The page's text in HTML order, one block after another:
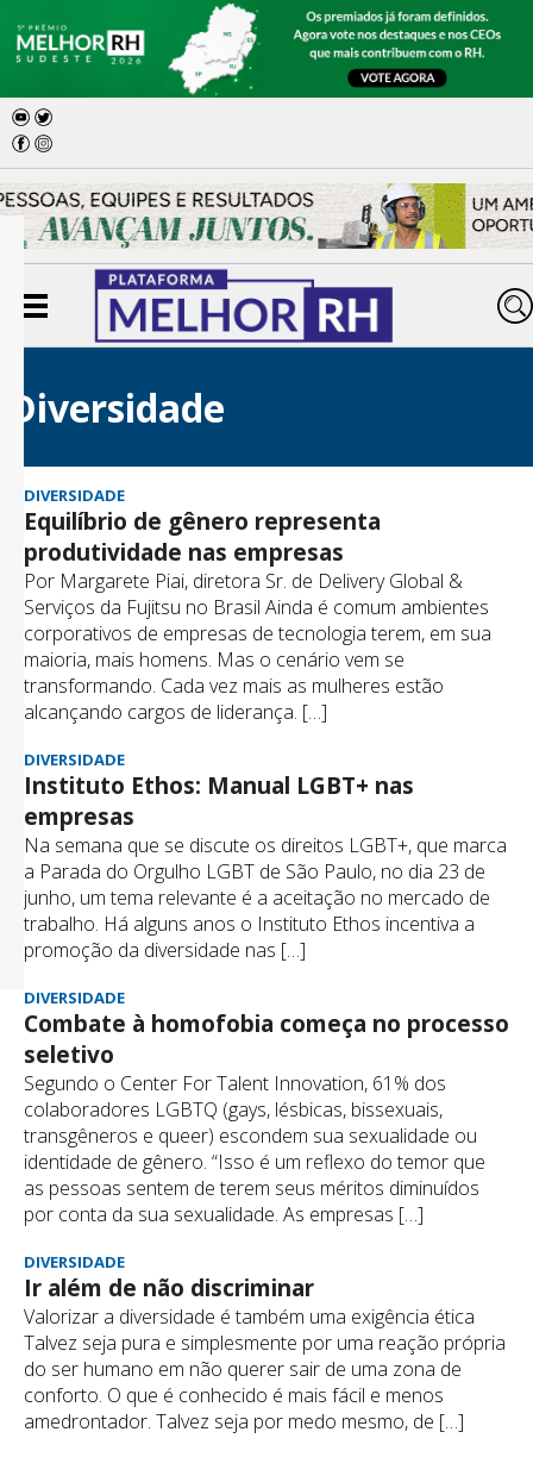
Diversidade
DIVERSIDADE
Equilíbrio de gênero representa
produtividade nas empresas
Por Margarete Piai, diretora Sr. de Delivery Global &
Serviços da Fujitsu no Brasil Ainda é comum ambientes
corporativos de empresas de tecnologia terem, em sua
maioria, mais homens. Mas o cenário vem se
transformando. Cada vez mais as mulheres estão
alcançando cargos de liderança. […]
DIVERSIDADE
Instituto Ethos: Manual LGBT+ nas
empresas
Na semana que se discute os direitos LGBT+, que marca
a Parada do Orgulho LGBT de São Paulo, no dia 23 de
junho, um tema relevante é a aceitação no mercado de
trabalho. Há alguns anos o Instituto Ethos incentiva a
promoção da diversidade nas […]
DIVERSIDADE
Combate à homofobia começa no processo
seletivo
Segundo o Center For Talent Innovation, 61% dos
colaboradores LGBTQ (gays, lésbicas, bissexuais,
transgêneros e queer) escondem sua sexualidade ou
identidade de gênero. “Isso é um reflexo do temor que
as pessoas sentem de terem seus méritos diminuídos
por conta da sua sexualidade. As empresas […]
DIVERSIDADE
Ir além de não discriminar
Valorizar a diversidade é também uma exigência ética
Talvez seja pura e simplesmente por uma reação própria
do ser humano em não querer sair de uma zona de
conforto. O que é conhecido é mais fácil e menos
amedrontador. Talvez seja por medo mesmo, de […]